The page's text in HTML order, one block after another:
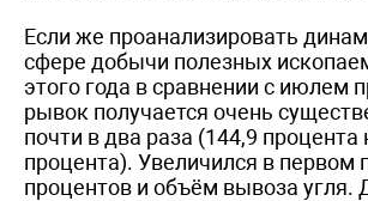
Если же проанализировать
сфере добычи полезных
этого года в сравнении с июлем
рывок получается очень
почти в два раза (144,9 процента
процента). Увеличился в первом
процентов и объём вывоза угля.